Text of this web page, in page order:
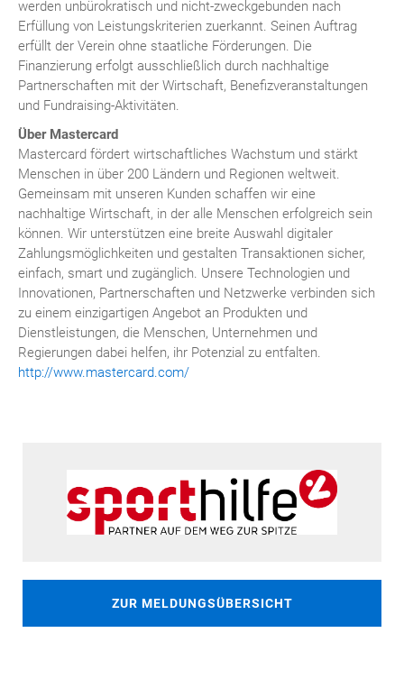
werden unbürokratisch und nicht-zweckgebunden nach
Erfüllung von Leistungskriterien zuerkannt. Seinen Auftrag
erfüllt der Verein ohne staatliche Förderungen. Die
Finanzierung erfolgt ausschließlich durch nachhaltige
Partnerschaften mit der Wirtschaft, Benefizveranstaltungen
und Fundraising-Aktivitäten.
Über Mastercard
Mastercard fördert wirtschaftliches Wachstum und stärkt
Menschen in über 200 Ländern und Regionen weltweit.
Gemeinsam mit unseren Kunden schaffen wir eine
nachhaltige Wirtschaft, in der alle Menschen erfolgreich sein
können. Wir unterstützen eine breite Auswahl digitaler
Zahlungsmöglichkeiten und gestalten Transaktionen sicher,
einfach, smart und zugänglich. Unsere Technologien und
Innovationen, Partnerschaften und Netzwerke verbinden sich
zu einem einzigartigen Angebot an Produkten und
Dienstleistungen, die Menschen, Unternehmen und
Regierungen dabei helfen, ihr Potenzial zu entfalten.
http://www.mastercard.com/
ZUR MELDUNGSÜBERSICHT